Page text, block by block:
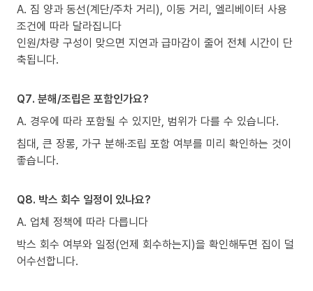
A. 짐 양과 동선(계단/주차 거리), 이동 거리, 엘리베이터 사용
조건에 따라 달라집니다
인원/차량 구성이 맞으면 지연과 급마감이 줄어 전체 시간이 단
축됩니다.
Q7. 분해/조립은 포함인가요?
A. 경우에 따라 포함될 수 있지만, 범위가 다를 수 있습니다.
침대, 큰 장롱, 가구 분해·조립 포함 여부를 미리 확인하는 것이
좋습니다.
Q8. 박스 회수 일정이 있나요?
A. 업체 정책에 따라 다릅니다
박스 회수 여부와 일정(언제 회수하는지)을 확인해두면 집이 덜
어수선합니다.